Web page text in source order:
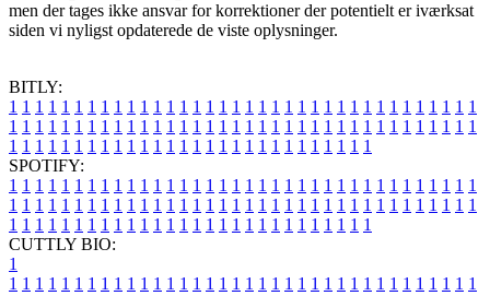
men der tages ikke ansvar for korrektioner der potentielt er iværksat
siden vi nyligst opdaterede de viste oplysninger.
BITLY:
1 1 1 1 1 1 1 1 1 1 1 1 1 1 1 1 1 1 1 1 1 1 1 1 1 1 1 1 1 1 1 1 1 1 1 1
1 1 1 1 1 1 1 1 1 1 1 1 1 1 1 1 1 1 1 1 1 1 1 1 1 1 1 1 1 1 1 1 1 1 1 1
1 1 1 1 1 1 1 1 1 1 1 1 1 1 1 1 1 1 1 1 1 1 1 1 1 1 1 1
SPOTIFY:
1 1 1 1 1 1 1 1 1 1 1 1 1 1 1 1 1 1 1 1 1 1 1 1 1 1 1 1 1 1 1 1 1 1 1 1
1 1 1 1 1 1 1 1 1 1 1 1 1 1 1 1 1 1 1 1 1 1 1 1 1 1 1 1 1 1 1 1 1 1 1 1
1 1 1 1 1 1 1 1 1 1 1 1 1 1 1 1 1 1 1 1 1 1 1 1 1 1 1 1
CUTTLY BIO:
1
1 1 1 1 1 1 1 1 1 1 1 1 1 1 1 1 1 1 1 1 1 1 1 1 1 1 1 1 1 1 1 1 1 1 1 1